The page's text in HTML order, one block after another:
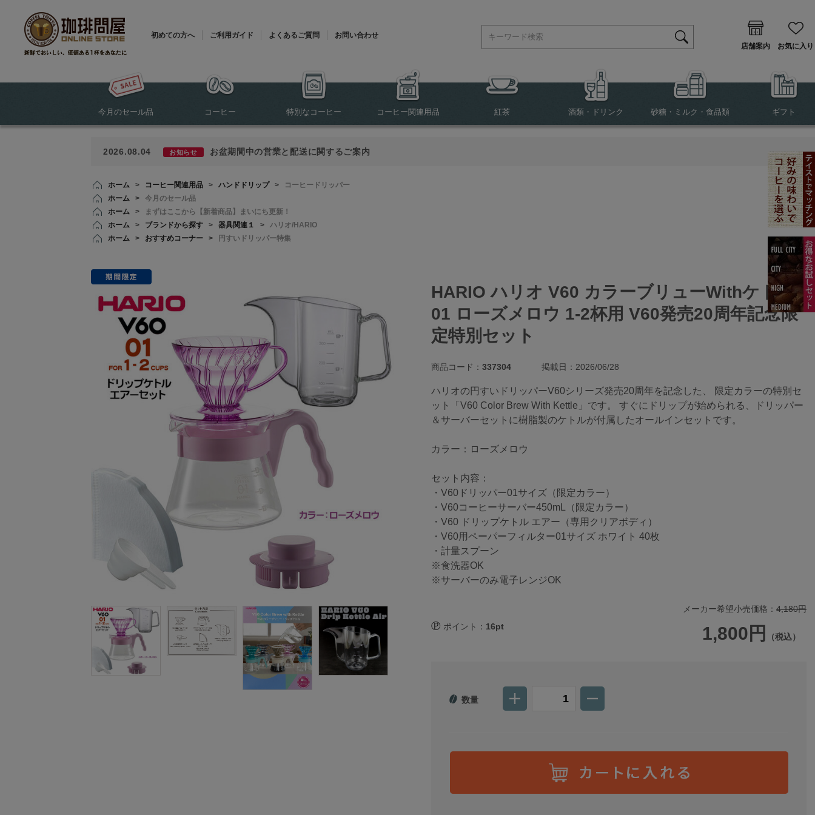
初めての方へ ご利用ガイド よくあるご質問
お問い合わせ
店舗案内
お気に入り
今月のセール品 コーヒー 特別なコーヒー コーヒー関連用品 紅茶 酒類・ドリンク 砂糖・ミルク・食品類 ギフト
2026.08.04 お知らせ お盆期間中の営業と配送に関するご案内
ホーム > コーヒー関連用品 > ハンドドリップ >
コーヒードリッパー
ホーム
>
今月のセール品
ホーム
>
まずはここから【新着商品】まいにち更新！
ホーム
> ブランドから探す > 器具関連１ >
ハリオ/HARIO
ホーム
> おすすめコーナー > 円すいドリッパー特集
HARIO ハリオ V60 カラーブリューWithケトル
01 ローズメロウ 1-2杯用 V60発売20周年記念限
定特別セット
商品コード：337304 掲載日：2026/06/28
ハリオの円すいドリッパーV60シリーズ発売20周年を記念した、 限定カラーの特別セ
ット「V60 Color Brew With Kettle」です。 すぐにドリップが始められる、ドリッパー
＆サーバーセットに樹脂製のケトルが付属したオールインセットです。
カラー：ローズメロウ
セット内容：
・V60ドリッパー01サイズ（限定カラー）
・V60コーヒーサーバー450mL（限定カラー）
・V60 ドリップケトル エアー（専用クリアボディ）
・V60用ペーパーフィルター01サイズ ホワイト 40枚
・計量スプーン
※食洗器OK
※サーバーのみ電子レンジOK
ポイント： 16pt
メーカー希望小売価格： 4,180円
1,800円 （税込）
数量